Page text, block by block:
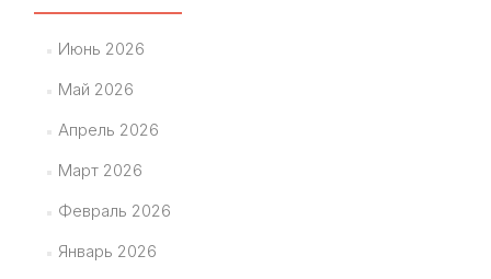
Июнь 2026
Май 2026
Апрель 2026
Март 2026
Февраль 2026
Январь 2026